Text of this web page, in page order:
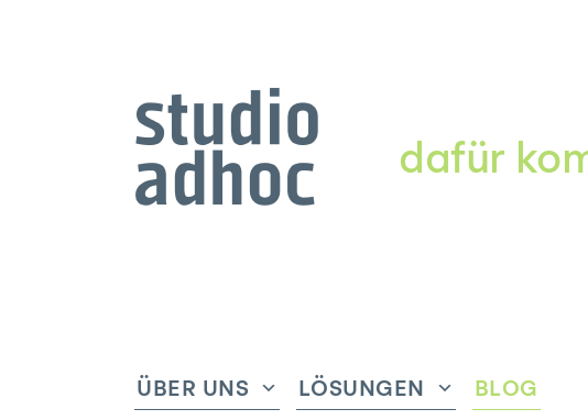
dafür
ÜBER UNS
Untermenü
LÖSUNGEN
Untermenü
BLOG